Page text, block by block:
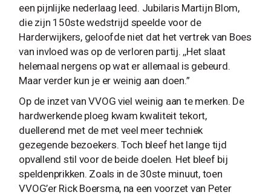
een pijnlijke nederlaag leed. Jubilaris Martijn Blom,
die zijn 150ste wedstrijd speelde voor de
Harderwijkers, geloofde niet dat het vertrek van Boes
van invloed was op de verloren partij. ,,Het slaat
helemaal nergens op wat er allemaal is gebeurd.
Maar verder kun je er weinig aan doen.”
Op de inzet van VVOG viel weinig aan te merken. De
hardwerkende ploeg kwam kwaliteit tekort,
duellerend met de met veel meer techniek
gezegende bezoekers. Toch bleef het lange tijd
opvallend stil voor de beide doelen. Het bleef bij
speldenprikken. Zoals in de 30ste minuut, toen
VVOG’er Rick Boersma, na een voorzet van Peter